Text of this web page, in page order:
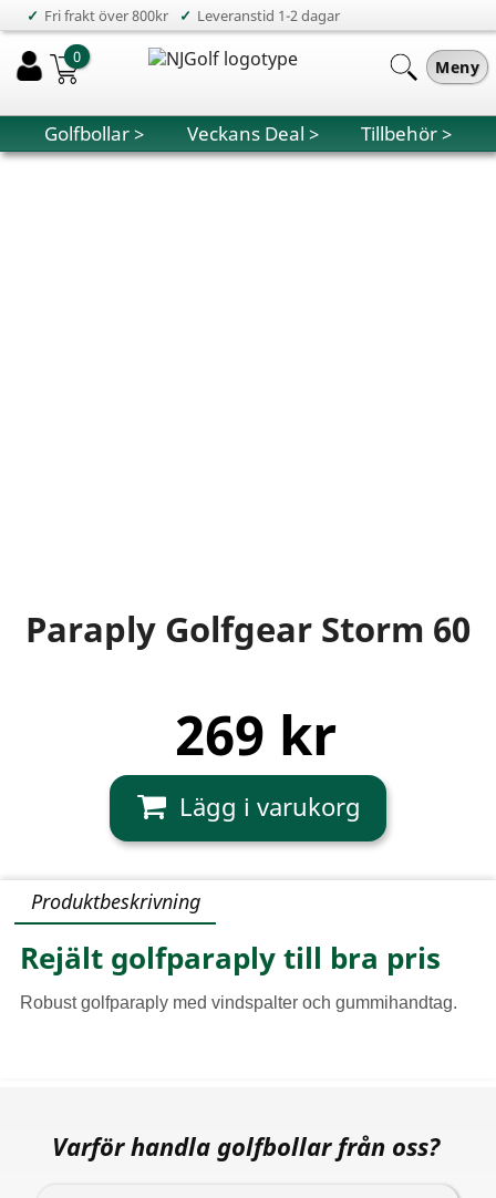
✓ Fri frakt över 800kr ✓ Leveranstid 1-2 dagar
Meny
0
Golfbollar > Veckans Deal > Tillbehör >
Paraply Golfgear Storm 60
269 kr
Produktbeskrivning
Rejält golfparaply till bra pris
Robust golfparaply med vindspalter och gummihandtag.
Varför handla golfbollar från oss?